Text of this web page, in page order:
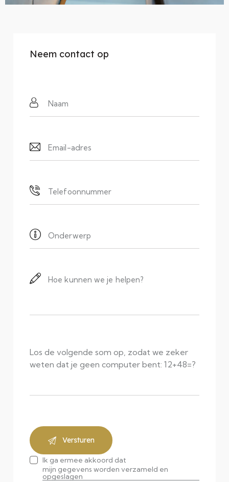
Neem contact op
Los de volgende som op, zodat we zeker
weten dat je geen computer bent: 12+48=?
Ik ga ermee akkoord dat
mijn gegevens worden verzameld en
opgeslagen